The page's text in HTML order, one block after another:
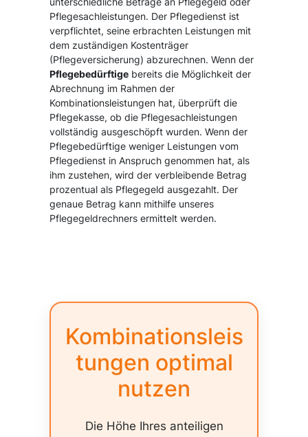
Pflegesachleistungen. Der Pflegedienst ist
verpflichtet, seine erbrachten Leistungen mit
dem zuständigen Kostenträger
(Pflegeversicherung) abzurechnen. Wenn der
Pflegebedürftige bereits die Möglichkeit der
Abrechnung im Rahmen der
Kombinationsleistungen hat, überprüft die
Pflegekasse, ob die Pflegesachleistungen
vollständig ausgeschöpft wurden. Wenn der
Pflegebedürftige weniger Leistungen vom
Pflegedienst in Anspruch genommen hat, als
ihm zustehen, wird der verbleibende Betrag
prozentual als Pflegegeld ausgezahlt. Der
genaue Betrag kann mithilfe unseres
Pflegegeldrechners ermittelt werden.
Kombinationsleis
tungen optimal
nutzen
Die Höhe Ihres anteiligen